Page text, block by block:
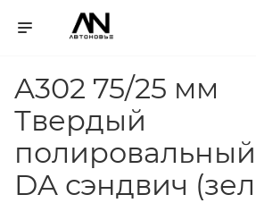
A302 75/25 мм
Твердый
DA сэндвич